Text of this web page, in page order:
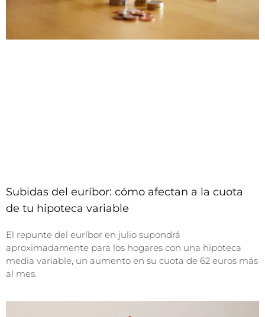
Subidas del euríbor: cómo afectan a la cuota
de tu hipoteca variable
El repunte del euríbor en julio supondrá
aproximadamente para los hogares con una hipoteca
media variable, un aumento en su cuota de 62 euros más
al mes.